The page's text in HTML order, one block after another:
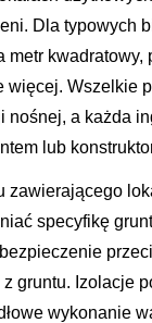
Dla typowych
metr
więcej. Wszelkie
nośnej, a każda
lub
zawierającego
specyfikę
gruntu. Izolacje
wykonanie